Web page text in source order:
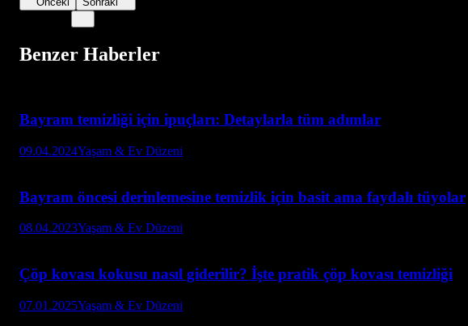
Benzer Haberler
Bayram temizliği için ipuçları: Detaylarla tüm adımlar
09.04.2024Yaşam & Ev Düzeni
Bayram öncesi derinlemesine temizlik için basit ama faydalı tüyolar
08.04.2023Yaşam & Ev Düzeni
Çöp kovası kokusu nasıl giderilir? İşte pratik çöp kovası temizliği
07.01.2025Yaşam & Ev Düzeni